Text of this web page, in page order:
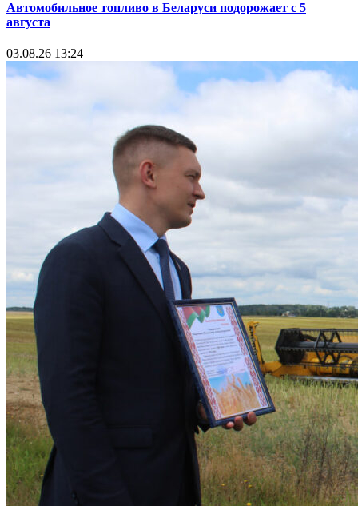
Автомобильное топливо в Беларуси подорожает с 5
августа
03.08.26 13:24